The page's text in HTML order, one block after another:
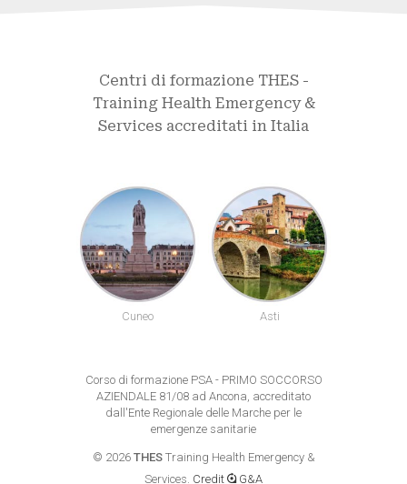
Centri di formazione THES -
Training Health Emergency &
Services accreditati in Italia
Asti Alessandria
Corso di formazione PSA - PRIMO SOCCORSO
AZIENDALE 81/08 ad Ancona, accreditato
dall'Ente Regionale delle Marche per le
emergenze sanitarie
© 2026 THESTraining Health Emergency &
Services. Credit G&A